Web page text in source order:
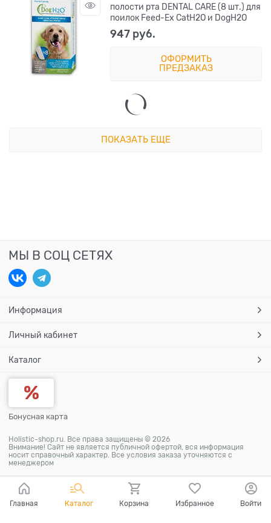
полости рта DENTAL CARE (8 шт.) для
поилок Feed-Ex CatH2O и DogH2O
947 руб.
ОФОРМИТЬ
ПРЕДЗАКАЗ
ПОКАЗАТЬ ЕЩЕ
МЫ В СОЦ СЕТЯХ
Информация
Личный кабинет
Каталог
Бонусная карта
Holistic-shop.ru. Все права защищены © 2026
Внимание! Сайт не является публичной офертой, вся информация
носит справочный характер. Все условия заказа уточняются с
менеджером
Главная Каталог Корзина Избранное Войти